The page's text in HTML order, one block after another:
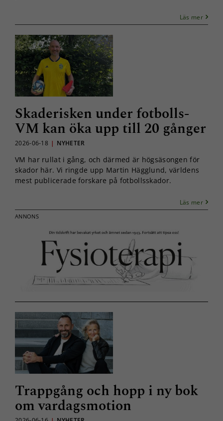
Läs mer
Skaderisken under fotbolls-
VM kan öka upp till 20 gånger
2026-06-18 | NYHETER
VM har rullat i gång, och därmed är högsäsongen för
skador här. Vi ringde upp Martin Hägglund, världens
mest publicerade forskare på fotbollsskador.
Läs mer
ANNONS
Trappgång och hopp i ny bok
om vardagsmotion